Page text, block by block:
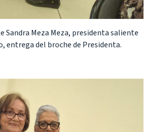
Sandra Meza Meza, presidenta saliente
entrega del broche de Presidenta.